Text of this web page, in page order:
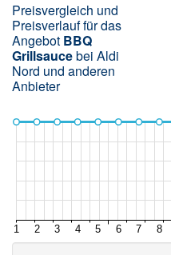
Preisvergleich und
Preisverlauf für das
Angebot BBQ
Grillsaucebei Aldi
Nord und anderen
Anbieter